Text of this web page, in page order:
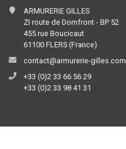
ARMURERIE GILLES
ZI route de Domfront - BP 52
455 rue Boucicaut
61100 FLERS (France)
contact@armurerie-gilles.com
+33 (0)2 33 66 56 29
+33 (0)2 33 98 41 31